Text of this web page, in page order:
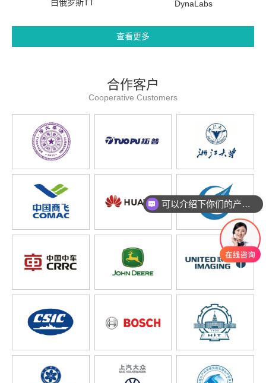
白俄罗斯TT DynaLabs
查看更多
合作客户
Cooperative Customers
可以介绍下你们的产品么